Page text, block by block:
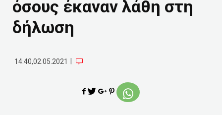
όσους έκαναν λάθη στη
δήλωση
14:40,02.05.2021